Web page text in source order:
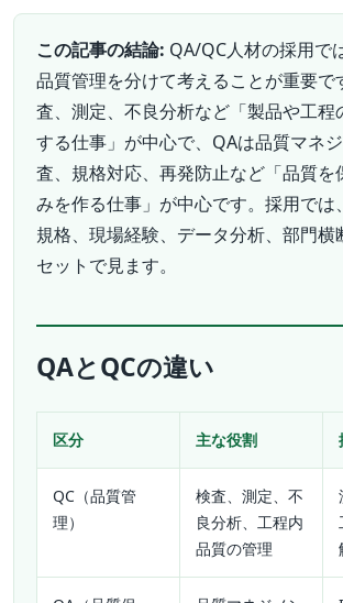
この記事の結論: QA/QC人材の採用で
品質管理を分けて考えることが重要で
査、測定、不良分析など「製品や工程
する仕事」が中心で、QAは品質マネ
査、規格対応、再発防止など「品質を
みを作る仕事」が中心です。採用では
規格、現場経験、データ分析、部門横
セットで見ます。
QAとQCの違い
区分 主な役割
QC（品質管
理）
検査、測定、不
良分析、工程内
品質の管理